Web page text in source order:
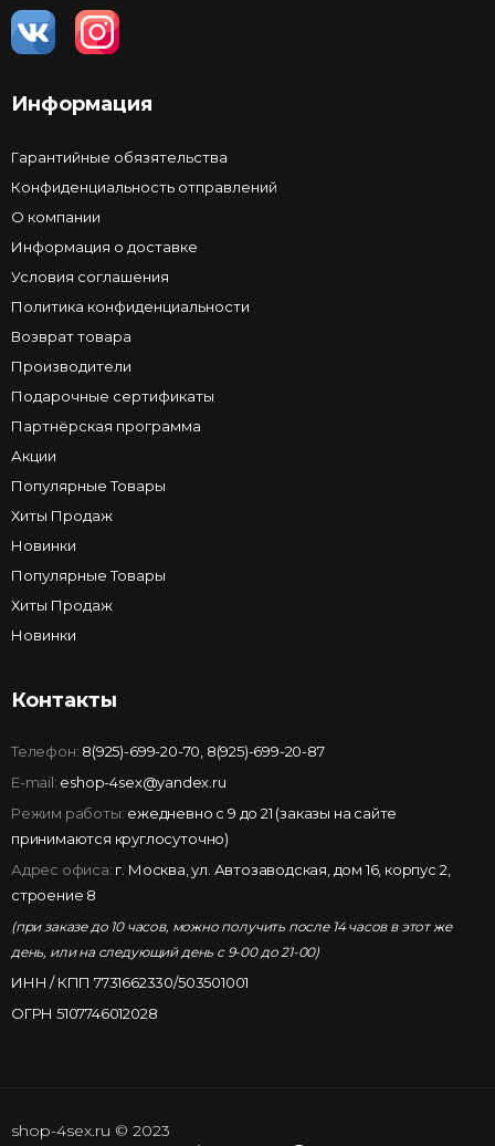
Информация
Гарантийные обязятельства
Конфиденциальность отправлений
О компании
Информация о доставке
Условия соглашения
Политика конфиденциальности
Возврат товара
Производители
Подарочные сертификаты
Партнёрская программа
Акции
Популярные Товары
Хиты Продаж
Новинки
Популярные Товары
Хиты Продаж
Новинки
Контакты
Телефон: 8(925)-699-20-70 8(925)-699-20-87
E-mail: eshop-4sex@yandex.ru
Режим работы: ежедневно с 9 до 21 (заказы на сайте
принимаются круглосуточно)
Адрес офиса: г. Москва, ул. Автозаводская, дом 16, корпус 2,
строение 8
(при заказе до 10 часов, можно получить после 14 часов в этот же
день, или на следующий день с 9-00 до 21-00)
ИНН / КПП 7731662330/503501001
ОГРН 5107746012028
shop-4sex.ru © 2023